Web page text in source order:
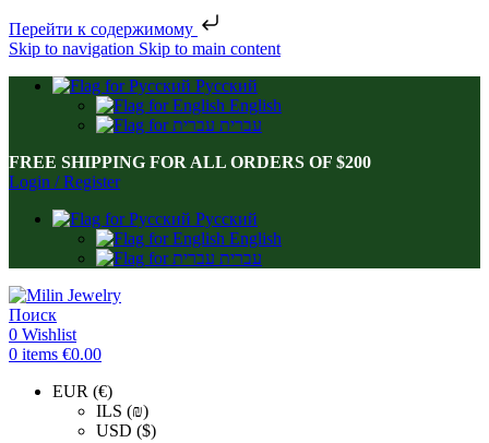
Перейти к содержимому
Skip to navigation Skip to main content
Русский
English
עברית
FREE SHIPPING FOR ALL ORDERS OF $200
Login / Register
Русский
English
עברית
Поиск
0 Wishlist
0 items €0.00
EUR (€)
ILS (₪)
USD ($)